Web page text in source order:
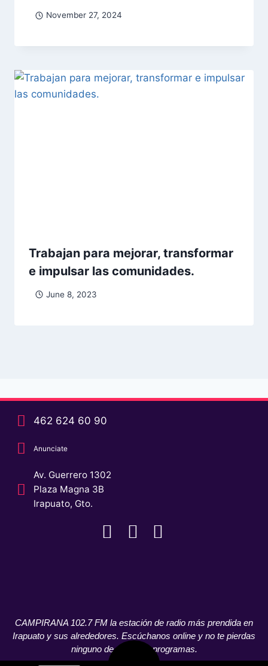
November 27, 2024
Trabajan para mejorar, transformar
e impulsar las comunidades.
June 8, 2023
462 624 60 90
Anunciate
Av. Guerrero 1302
Plaza Magna 3B
Irapuato, Gto.
CAMPIRANA 102.7 FM la estación de radio más prendida en
Irapuato y sus alrededores. Escúchanos online y no te pierdas
ninguno de nuestros programas.